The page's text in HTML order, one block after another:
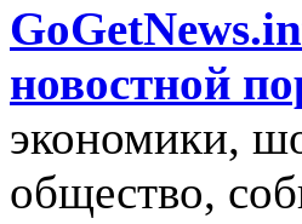
новостной
экономики,
общество,